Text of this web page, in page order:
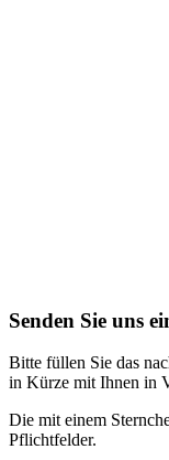
Senden Sie uns
Bitte füllen Sie das
in Kürze mit Ihnen in
Die mit einem
Pflichtfelder.